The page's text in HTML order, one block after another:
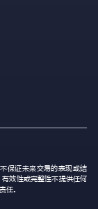
保证未来交易的表现或结
效性或完整性不提供任何
。